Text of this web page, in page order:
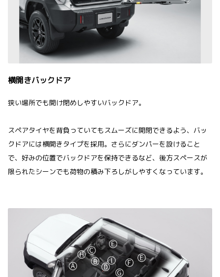
横開きバックドア
狭い場所でも開け閉めしやすいバックドア。
スペアタイヤを背負っていてもスムーズに開閉できるよう、バッ
クドアには横開きタイプを採用。さらにダンパーを設けること
で、好みの位置でバックドアを保持できるなど、後方スペースが
限られたシーンでも荷物の積み下ろしがしやすくなっています。